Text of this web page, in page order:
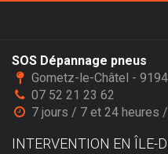
SOS Dépannage pneus
Gometz-le-Châtel -
07 52 21 23 62
7 jours / 7 et 24 heures
INTERVENTION EN ÎLE-